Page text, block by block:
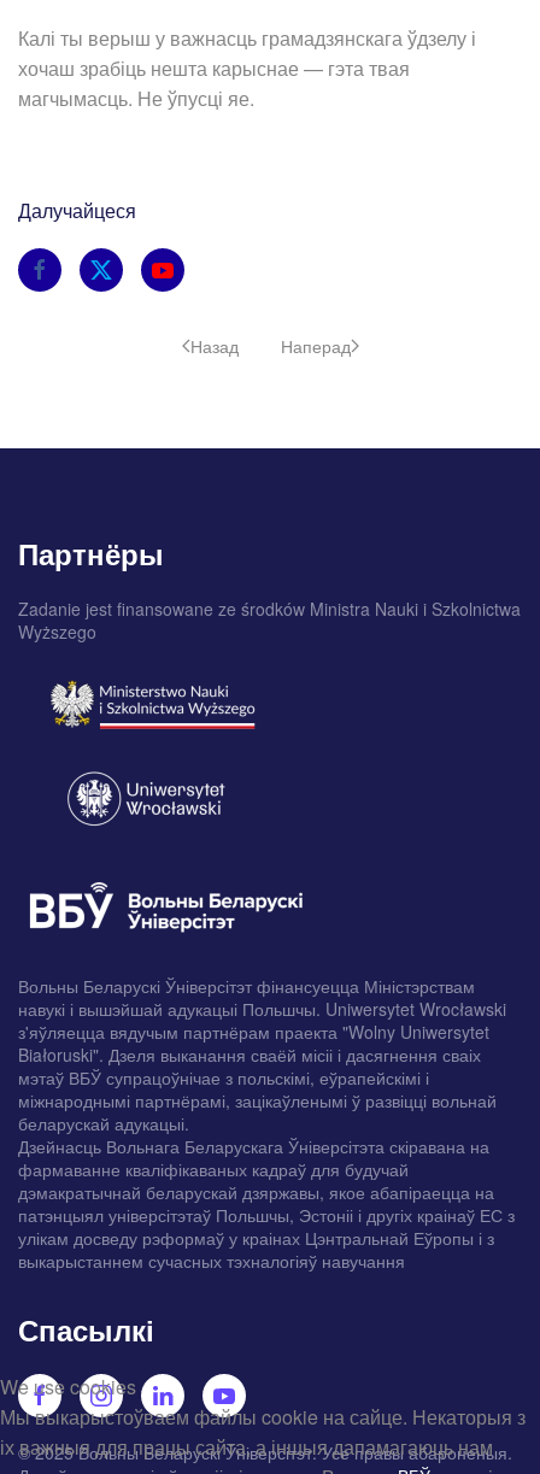
Далучайцеся
Калі ты верыш у важнасць грамадзянскага ўдзелу і
хочаш зрабіць нешта карыснае — гэта твая
магчымасць. Не ўпусці яе.
Назад Наперад
Партнёры
Zadanie jest finansowane ze środków Ministra Nauki i Szkolnictwa
Wyższego
Вольны Беларускі Ўніверсітэт фінансуецца Міністэрствам
навукі і вышэйшай адукацыі Польшчы. Uniwersytet Wrocławski
з'яўляецца вядучым партнёрам праекта "Wolny Uniwersytet
Białoruski". Дзеля выканання сваёй місіі і дасягнення сваіх
мэтаў ВБЎ супрацоўнічае з польскімі, еўрапейскімі і
міжнароднымі партнёрамі, зацікаўленымі ў развіцці вольнай
беларускай адукацыі.
Дзейнасць Вольнага Беларускага Ўніверсітэта скіравана на
фармаванне кваліфікаваных кадраў для будучай
дэмакратычнай беларускай дзяржавы, якое абапіраецца на
патэнцыял універсітэтаў Польшчы, Эстоніі і другіх краінаў ЕС з
улікам досведу рэформаў у краінах Цэнтральнай Еўропы і з
выкарыстаннем сучасных тэхналогіяў навучання
Спасылкі
© 2025 Вольны Беларускі Ўніверсітэт. Усе правы абароненыя.
We use cookies
Мы выкарыстоўваем файлы cookie на сайце. Некаторыя з
іх важныя для працы сайта, а іншыя дапамагаюць нам